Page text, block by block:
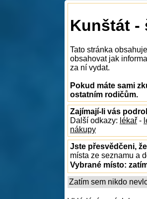
Kunštát -
Tato stránka
obsahovat jak
za ní vydat.
Pokud máte sami
ostatním rodičům.
Zajímají-li vás
Další odkazy: lékař -
nákupy
Jste přesvědčeni,
místa ze seznamu a
Vybrané místo:
Zatím sem nikdo